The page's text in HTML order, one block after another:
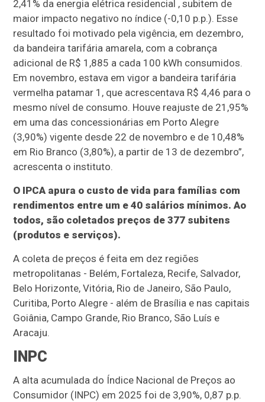
2,41% da energia elétrica residencial , subitem de
maior impacto negativo no índice (-0,10 p.p.). Esse
resultado foi motivado pela vigência, em dezembro,
da bandeira tarifária amarela, com a cobrança
adicional de R$ 1,885 a cada 100 kWh consumidos.
Em novembro, estava em vigor a bandeira tarifária
vermelha patamar 1, que acrescentava R$ 4,46 para o
mesmo nível de consumo. Houve reajuste de 21,95%
em uma das concessionárias em Porto Alegre
(3,90%) vigente desde 22 de novembro e de 10,48%
em Rio Branco (3,80%), a partir de 13 de dezembro”,
acrescenta o instituto.
O IPCA apura o custo de vida para famílias com
rendimentos entre um e 40 salários mínimos. Ao
todos, são coletados preços de 377 subitens
(produtos e serviços).
A coleta de preços é feita em dez regiões
metropolitanas - Belém, Fortaleza, Recife, Salvador,
Belo Horizonte, Vitória, Rio de Janeiro, São Paulo,
Curitiba, Porto Alegre - além de Brasília e nas capitais
Goiânia, Campo Grande, Rio Branco, São Luís e
Aracaju.
INPC
A alta acumulada do Índice Nacional de Preços ao
Consumidor (INPC) em 2025 foi de 3,90%, 0,87 p.p.